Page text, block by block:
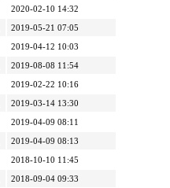
2020-02-10 14:32
2019-05-21 07:05
2019-04-12 10:03
2019-08-08 11:54
2019-02-22 10:16
2019-03-14 13:30
2019-04-09 08:11
2019-04-09 08:13
2018-10-10 11:45
2018-09-04 09:33